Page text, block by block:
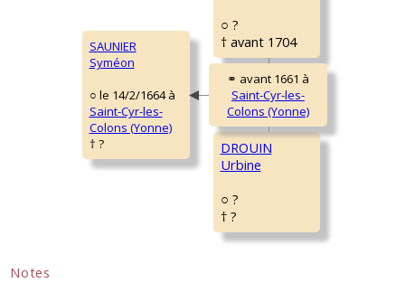
SAUNIER
Syméon
○ le 14/2/1664 à
Saint-Cyr-les-
Colons (Yonne)
† ?
○ ?
† avant 1704
DROUIN
Urbine
○ ?
† ?
Notes